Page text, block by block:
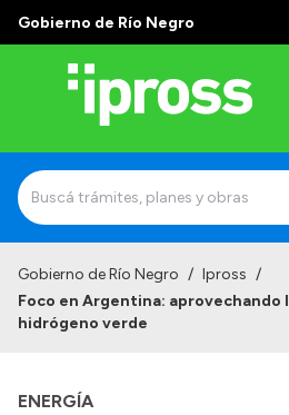
Gobierno de Río Negro
Institucional
Autoridades
Gobierno de Río Negro / Ipross /
Foco en Argentina: aprovechando
hidrógeno verde
ENERGÍA